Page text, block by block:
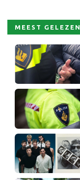
MEEST GELEZEN